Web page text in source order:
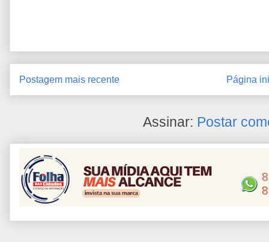
Postagem mais recente Página
Assinar: Postar